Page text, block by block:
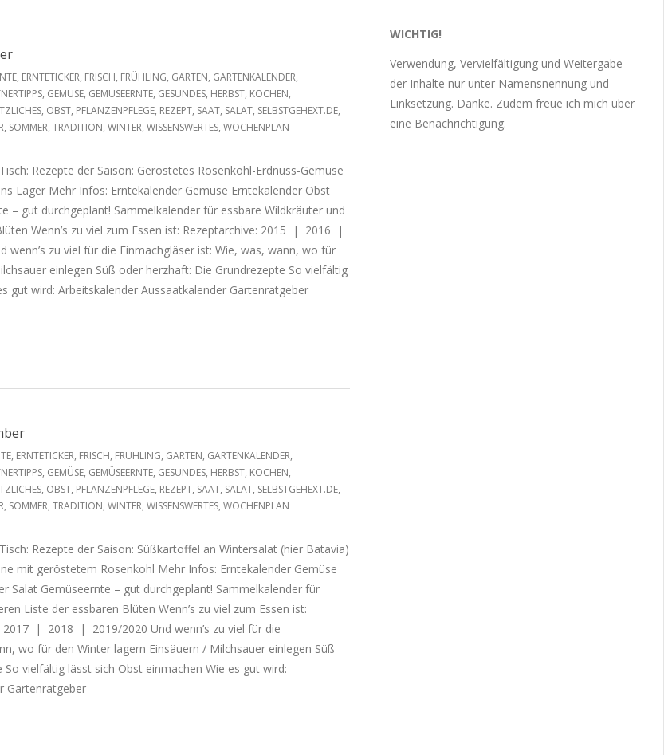
, ERNTETICKER, FRISCH, FRÜHLING, GARTEN, GARTENKALENDER,
, GEMÜSE, GEMÜSEERNTE, GESUNDES, HERBST, KOCHEN,
, OBST, PFLANZENPFLEGE, REZEPT, SAAT, SALAT, SELBSTGEHEXT.DE,
, SOMMER, TRADITION, WINTER, WISSENSWERTES, WOCHENPLAN
Rezepte der Saison: Geröstetes Rosenkohl-Erdnuss-Gemüse
Lager Mehr Infos: Erntekalender Gemüse Erntekalender Obst
– gut durchgeplant! Sammelkalender für essbare Wildkräuter und
Wenn’s zu viel zum Essen ist: Rezeptarchive: 2015 | 2016 |
zu viel für die Einmachgläser ist: Wie, was, wann, wo für
einlegen Süß oder herzhaft: Die Grundrezepte So vielfältig
gut wird: Arbeitskalender Aussaatkalender Gartenratgeber
, ERNTETICKER, FRISCH, FRÜHLING, GARTEN, GARTENKALENDER,
, GEMÜSE, GEMÜSEERNTE, GESUNDES, HERBST, KOCHEN,
, OBST, PFLANZENPFLEGE, REZEPT, SAAT, SALAT, SELBSTGEHEXT.DE,
, SOMMER, TRADITION, WINTER, WISSENSWERTES, WOCHENPLAN
Rezepte der Saison: Süßkartoffel an Wintersalat (hier Batavia)
mit geröstetem Rosenkohl Mehr Infos: Erntekalender Gemüse
Salat Gemüseernte – gut durchgeplant! Sammelkalender für
Liste der essbaren Blüten Wenn’s zu viel zum Essen ist:
| 2018 | 2019/2020 Und wenn’s zu viel für die
wo für den Winter lagern Einsäuern / Milchsauer einlegen Süß
vielfältig lässt sich Obst einmachen Wie es gut wird:
Gartenratgeber
WICHTIG!
Verwendung, Vervielfältigung und Weitergabe
der Inhalte nur unter Namensnennung und
Linksetzung. Danke. Zudem freue ich mich über
eine Benachrichtigung.